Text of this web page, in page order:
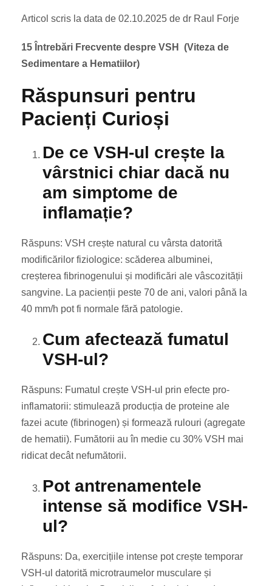
Articol scris la data de 02.10.2025 de dr Raul Forje
15 Întrebări Frecvente despre VSH (Viteza de
Sedimentare a Hematiilor)
Răspunsuri pentru
Pacienți Curioși
De ce VSH-ul crește la
vârstnici chiar dacă nu
am simptome de
inflamație?
Răspuns: VSH crește natural cu vârsta datorită
modificărilor fiziologice: scăderea albuminei,
creșterea fibrinogenului și modificări ale vâscozității
sangvine. La pacienții peste 70 de ani, valori până la
40 mm/h pot fi normale fără patologie.
Cum afectează fumatul
VSH-ul?
Răspuns: Fumatul crește VSH-ul prin efecte pro-
inflamatorii: stimulează producția de proteine ale
fazei acute (fibrinogen) și formează rulouri (agregate
de hematii). Fumătorii au în medie cu 30% VSH mai
ridicat decât nefumătorii.
Pot antrenamentele
intense să modifice VSH-
ul?
Răspuns: Da, exercițiile intense pot crește temporar
VSH-ul datorită microtraumelor musculare și